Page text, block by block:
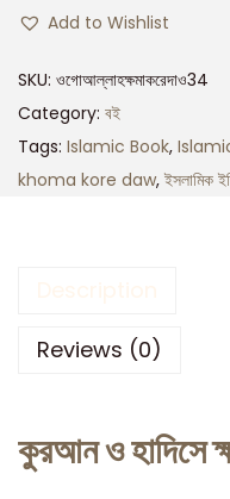
Add to Wishlist
SKU: ওগোআল্লাহক্ষমাকরেদাও34
Category: বই
Tags: Islamic Book,
khoma kore daw, ইসলামিক
Reviews (0)
কুরআন ও হাদিসে